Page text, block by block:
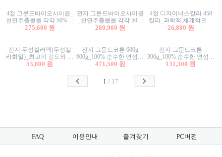
4절 그문드바이오사이클_
천연추출물을 각각 50%이
상 함유한 친환경그래픽
275,600 원
전지 그문드바이오사이클
_천연추출물을 각각 50%
이상 함유한 친환경그래
280,900 원
4절 디자이너스칼라 458
칼라_과학적,체계적으로
분류된 200색을 갖춘 색지
26,800 원
전지 두성컬러팩(두성칼
라화일)_최고의 강도와 평
활성을 지닌 다양한 컬러
53,800 원
전지 그문드코튼 600g
900g_100% 순수한 면섬유
로 만든 친환경프리미엄
471,500 원
전지 그문드코튼
300g_100% 순수한 면섬유
로 만든 친환경프리미엄
131,300 원
1 / 17
FAQ 이용안내 즐겨찾기 PC버전